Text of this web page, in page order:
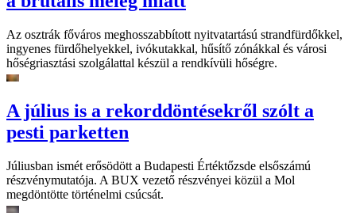
Az osztrák főváros meghosszabbított nyitvatartású strandfürdőkkel,
ingyenes fürdőhelyekkel, ivókutakkal, hűsítő zónákkal és városi
hőségriasztási szolgálattal készül a rendkívüli hőségre.
A július is a rekorddöntésekről szólt a
pesti parketten
Júliusban ismét erősödött a Budapesti Értéktőzsde elsőszámú
részvénymutatója. A BUX vezető részvényei közül a Mol
megdöntötte történelmi csúcsát.